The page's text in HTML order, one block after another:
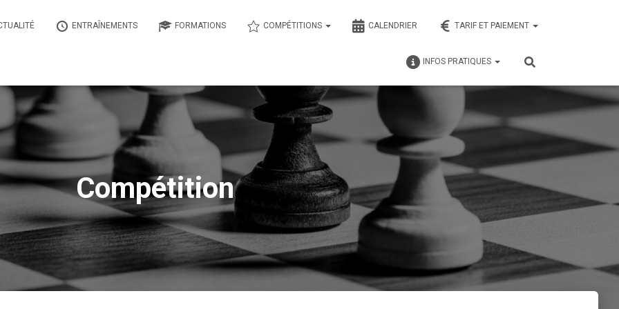
ENTRAÎNEMENTS FORMATIONS COMPÉTITIONS CALENDRIER TARIF ET PAIEMENT
INFOS PRATIQUES
Compétition